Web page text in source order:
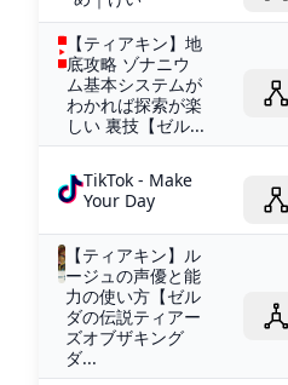
【ティアキン】地
底攻略 ゾナニウ
ム基本システムが
わかれば探索が楽
しい 裏技【ゼル...
TikTok - Make
Your Day
【ティアキン】ル
ージュの声優と能
力の使い方【ゼル
ダの伝説ティアー
ズオブザキング
ダ...